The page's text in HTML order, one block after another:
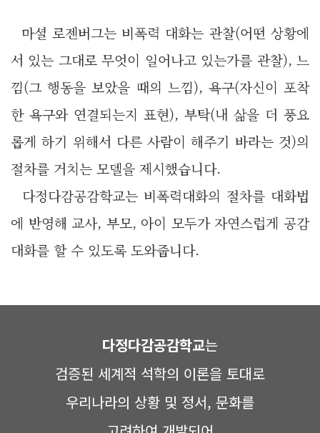
마셜 로젠버그는 비폭력 대화는 관찰(어떤 상황에
서 있는 그대로 무엇이 일어나고 있는가를 관찰), 느
낌(그 행동을 보았을 때의 느낌), 욕구(자신이 포착
한 욕구와 연결되는지 표현), 부탁(내 삶을 더 풍요
롭게 하기 위해서 다른 사람이 해주기 바라는 것)의
절차를 거치는 모델을 제시했습니다.
다정다감공감학교는 비폭력대화의 절차를 대화법
에 반영해 교사, 부모, 아이 모두가 자연스럽게 공감
대화를 할 수 있도록 도와줍니다.
다정다감공감학교는
검증된 세계적 석학의 이론을 토대로
우리나라의 상황 및 정서, 문화를